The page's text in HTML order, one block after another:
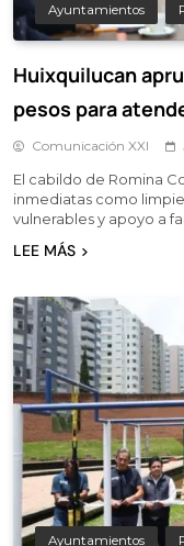
Ayuntamientos
Huixquilucan
pesos para
Comunicación XXI
El cabildo de Romina
inmediatas como
vulnerables y apoyo a
LEE MÁS
Ayuntamientos